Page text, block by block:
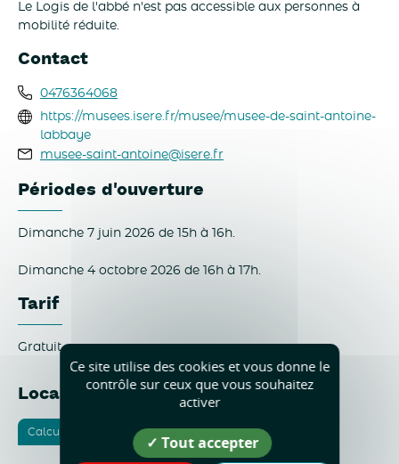
Le Logis de l'abbé n'est pas accessible aux personnes à
mobilité réduite.
Contact
0476364068
https://musees.isere.fr/musee/musee-de-saint-antoine-
labbaye
musee-saint-antoine@isere.fr
Périodes d'ouverture
Dimanche 7 juin 2026 de 15h à 16h.
Dimanche 4 octobre 2026 de 16h à 17h.
Tarif
Gratuit.
Localisation
Calculer votre itinéraire
Ce site utilise des cookies et vous donne le
contrôle sur ceux que vous souhaitez
activer
Tout accepter